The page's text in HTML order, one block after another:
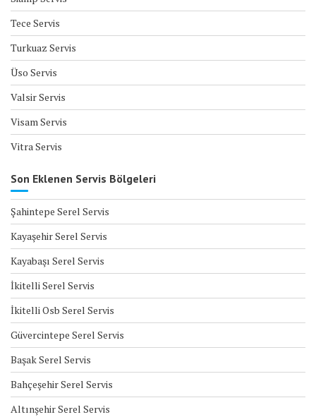
Tece Servis
Turkuaz Servis
Üso Servis
Valsir Servis
Visam Servis
Vitra Servis
Son Eklenen Servis Bölgeleri
Şahintepe Serel Servis
Kayaşehir Serel Servis
Kayabaşı Serel Servis
İkitelli Serel Servis
İkitelli Osb Serel Servis
Güvercintepe Serel Servis
Başak Serel Servis
Bahçeşehir Serel Servis
Altınşehir Serel Servis